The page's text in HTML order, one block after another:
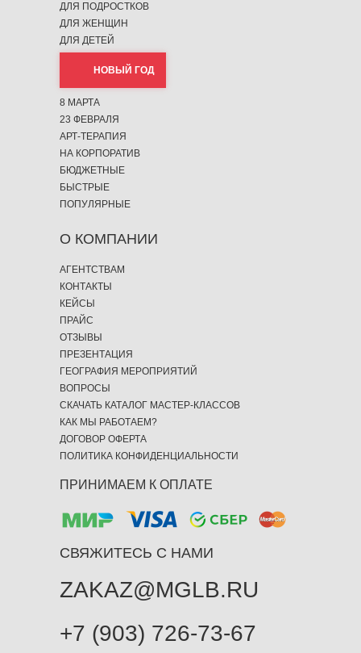
О КОМПАНИИ
ПРИНИМАЕМ К ОПЛАТЕ
ДЛЯ ПОДРОСТКОВ
ДЛЯ ЖЕНЩИН
ДЛЯ ДЕТЕЙ
НОВЫЙ ГОД
8 МАРТА
23 ФЕВРАЛЯ
АРТ-ТЕРАПИЯ
НА КОРПОРАТИВ
БЮДЖЕТНЫЕ
БЫСТРЫЕ
ПОПУЛЯРНЫЕ
СВЯЖИТЕСЬ С НАМИ
+7 (903) 726-73-67
ZAKAZ@MGLB.RU
АГЕНТСТВАМ
КОНТАКТЫ
КЕЙСЫ
ПРАЙС
ОТЗЫВЫ
ПРЕЗЕНТАЦИЯ
ГЕОГРАФИЯ МЕРОПРИЯТИЙ
ВОПРОСЫ
СКАЧАТЬ КАТАЛОГ МАСТЕР-КЛАССОВ
КАК МЫ РАБОТАЕМ?
ДОГОВОР ОФЕРТА
ПОЛИТИКА КОНФИДЕНЦИАЛЬНОСТИ